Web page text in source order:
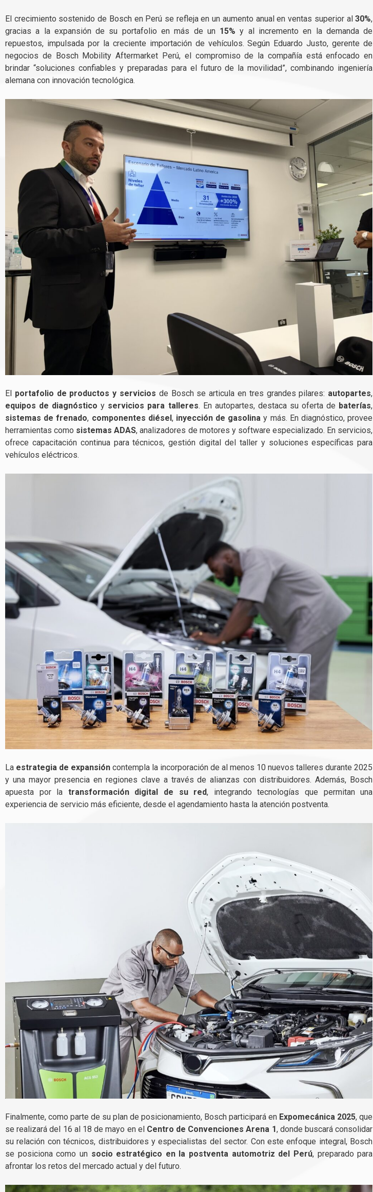
El crecimiento sostenido de Bosch en Perú se refleja en un aumento anual en ventas superior al30%,
gracias a la expansión de su portafolio en más de un 15% y al incremento en la demanda de
repuestos, impulsada por la creciente importación de vehículos. Según Eduardo Justo, gerente de
negocios de Bosch Mobility Aftermarket Perú, el compromiso de la compañía está enfocado en
brindar “soluciones confiables y preparadas para el futuro de la movilidad”, combinando ingeniería
alemana con innovación tecnológica.
El portafolio de productos y servicios de Bosch se articula en tres grandes pilares: autopartes,
equipos de diagnóstico y servicios para talleres. En autopartes, destaca su oferta de baterías,
sistemas de frenado, componentes diésel, inyección de gasolina y más. En diagnóstico, provee
herramientas como sistemas ADAS, analizadores de motores y software especializado. En servicios,
ofrece capacitación continua para técnicos, gestión digital del taller y soluciones específicas para
vehículos eléctricos.
La estrategia de expansión contempla la incorporación de al menos 10 nuevos talleres durante 2025
y una mayor presencia en regiones clave a través de alianzas con distribuidores. Además, Bosch
apuesta por la transformación digital de su red, integrando tecnologías que permitan una
experiencia de servicio más eficiente, desde el agendamiento hasta la atención postventa.
Finalmente, como parte de su plan de posicionamiento, Bosch participará en Expomecánica 2025, que
se realizará del 16 al 18 de mayo en el Centro de Convenciones Arena 1, donde buscará consolidar
su relación con técnicos, distribuidores y especialistas del sector. Con este enfoque integral, Bosch
se posiciona como un socio estratégico en la postventa automotriz del Perú, preparado para
afrontar los retos del mercado actual y del futuro.